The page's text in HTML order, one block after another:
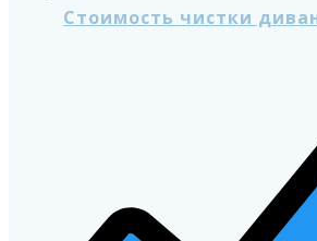
Стоимость чистки